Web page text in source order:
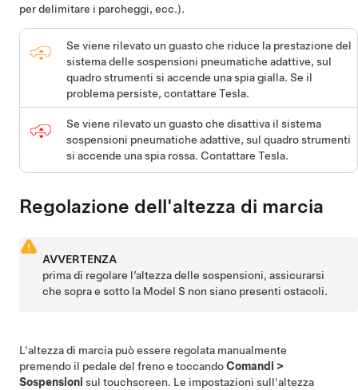
per delimitare i parcheggi, ecc.).
Se viene rilevato un guasto che riduce la prestazione del
sistema delle sospensioni pneumatiche adattive, sul
quadro strumenti si accende una spia gialla. Se il
problema persiste, contattare Tesla.
Se viene rilevato un guasto che disattiva il sistema
sospensioni pneumatiche adattive, sul quadro strumenti
si accende una spia rossa. Contattare Tesla.
Regolazione dell'altezza di marcia
AVVERTENZA
prima di regolare l’altezza delle sospensioni, assicurarsi
che sopra e sotto la Model S non siano presenti ostacoli.
L'altezza di marcia può essere regolata manualmente
premendo il pedale del freno e toccandoComandi >
Sospensioni sul touchscreen. Le impostazioni sull'altezza